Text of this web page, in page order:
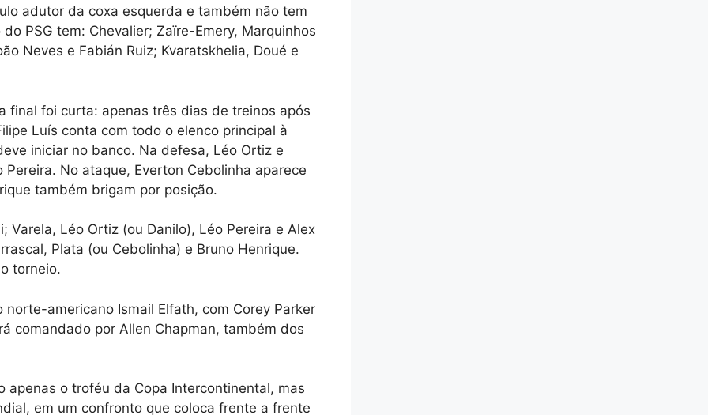
adutor da coxa esquerda e também não tem
PSG tem: Chevalier; Zaïre-Emery, Marquinhos
Neves e Fabián Ruiz; Kvaratskhelia, Doué e
final foi curta: apenas três dias de treinos após
Luís conta com todo o elenco principal à
iniciar no banco. Na defesa, Léo Ortiz e
No ataque, Everton Cebolinha aparece
também brigam por posição.
Varela, Léo Ortiz (ou Danilo), Léo Pereira e Alex
Plata (ou Cebolinha) e Bruno Henrique.
torneio.
americano Ismail Elfath, com Corey Parker
comandado por Allen Chapman, também dos
apenas o troféu da Copa Intercontinental, mas
em um confronto que coloca frente a frente